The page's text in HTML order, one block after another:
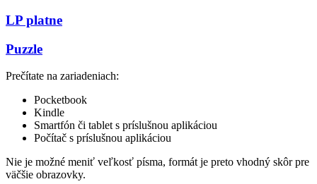
LP platne
Puzzle
Prečítate na zariadeniach:
Pocketbook
Kindle
Smartfón či tablet s príslušnou aplikáciou
Počítač s príslušnou aplikáciou
Nie je možné meniť veľkosť písma, formát je preto vhodný skôr pre
väčšie obrazovky.